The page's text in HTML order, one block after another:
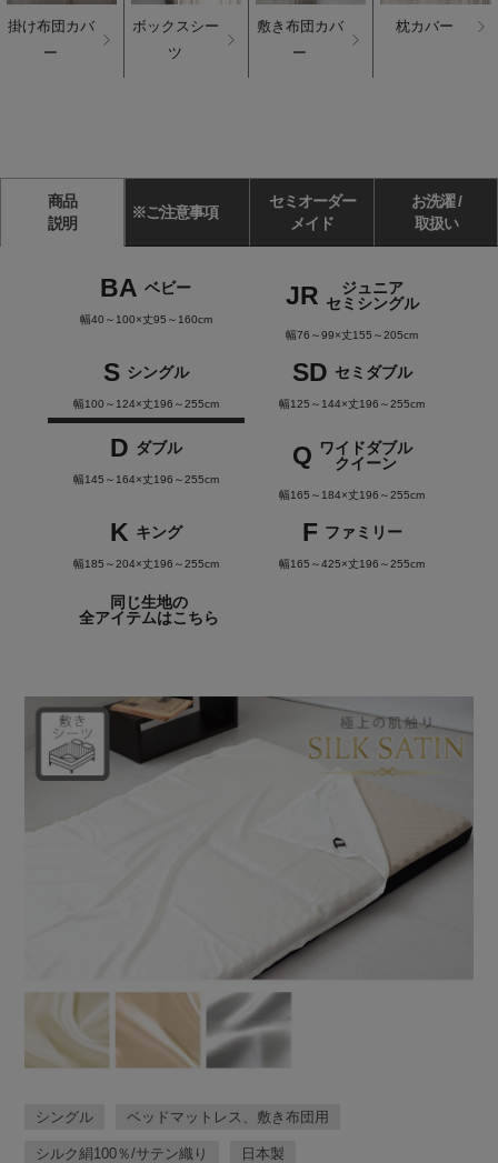
掛け布団カバ
ー
ボックスシー
ツ
敷き布団カバ
ー
枕カバー
商品
説明
※ご注意事項
セミオーダー
メイド
お洗濯 /
取扱い
BA ベビー
幅40～100×丈95～160cm
JR
ジュニア
セミシングル
幅76～99×丈155～205cm
S シングル
幅100～124×丈196～255cm
SD セミダブル
幅125～144×丈196～255cm
D ダブル
幅145～164×丈196～255cm
Q ワイドダブル
クイーン
幅165～184×丈196～255cm
K キング
幅185～204×丈196～255cm
F ファミリー
幅165～425×丈196～255cm
同じ生地の
全アイテムはこちら
シングル ベッドマットレス、敷き布団用
シルク絹100％/サテン織り 日本製